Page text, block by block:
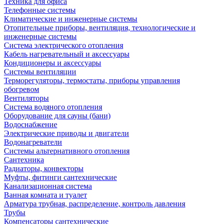
Телефонные системы
Климатические и инженерные системы
Отопительные приборы, вентиляция, технологические и
инженерные системы
Система электрического отопления
Кабель нагревательный и аксессуары
Кондиционеры и аксессуары
Системы вентиляции
Терморегуляторы, термостаты, приборы управления
обогревом
Вентиляторы
Система водяного отопления
Оборудование для сауны (бани)
Водоснабжение
Электрические приводы и двигатели
Водонагреватели
Системы альтернативного отопления
Сантехника
Радиаторы, конвекторы
Муфты, фитинги сантехнические
Канализационная система
Ванная комната и туалет
Арматура трубная, распределение, контроль давления
Трубы
Компенсаторы сантехнические